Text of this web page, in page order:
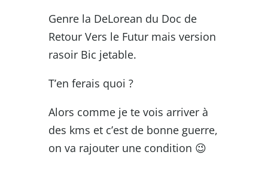
Genre la DeLorean du Doc de
Retour Vers le Futur mais version
rasoir Bic jetable.
T’en ferais quoi ?
Alors comme je te vois arriver à
des kms et c’est de bonne guerre,
on va rajouter une condition 😉